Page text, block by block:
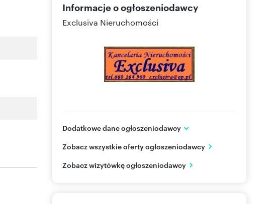
Informacje o ogłoszeniodawcy
Exclusiva Nieruchomości
Dodatkowe dane ogłoszeniodawcy
Raszyn
PL
Zobacz wszystkie oferty ogłoszeniodawcy
Zobacz wizytówkę ogłoszeniodawcy